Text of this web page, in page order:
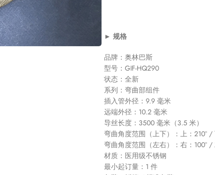
► 规格
品牌：奥林巴斯
型号：GIF-HQ290
状态：全新
系列：弯曲部组件
插入管外径：9.9 毫米
远端外径：10.2 毫米
导丝长度：3500 毫米（3.5 米）
弯曲角度范围（上下）：上：210° /
弯曲角度范围（左右）：右：100° /
材质：医用级不锈钢
最小起订量：1 件